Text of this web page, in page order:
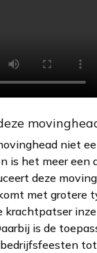
niet
is het meer een
deze
met grotere
krachtpatser
is de